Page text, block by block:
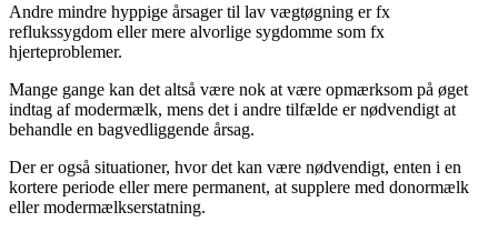
Andre mindre hyppige årsager til lav vægtøgning er fx
reflukssygdom eller mere alvorlige sygdomme som fx
hjerteproblemer.
Mange gange kan det altså være nok at være opmærksom på øget
indtag af modermælk, mens det i andre tilfælde er nødvendigt at
behandle en bagvedliggende årsag.
Der er også situationer, hvor det kan være nødvendigt, enten i en
kortere periode eller mere permanent, at supplere med donormælk
eller modermælkserstatning.